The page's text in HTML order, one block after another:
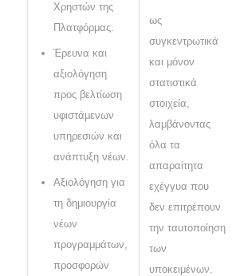
Χρηστών της
Πλατφόρμας.
Έρευνα και
αξιολόγηση
προς βελτίωση
υφιστάμενων
υπηρεσιών και
ανάπτυξη νέων.
Αξιολόγηση για
τη δημιουργία
νέων
προγραμμάτων,
προσφορών
ως
συγκεντρωτικά
και μόνον
στατιστικά
στοιχεία,
λαμβάνοντας
όλα τα
απαραίτητα
εχέγγυα που
δεν επιτρέπουν
την ταυτοποίηση
των
υποκειμένων.